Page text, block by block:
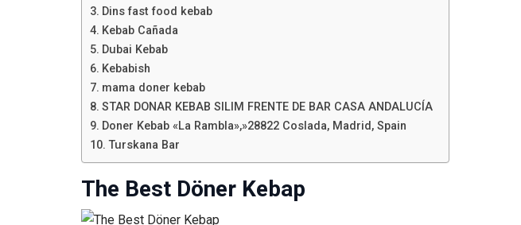
Dins fast food kebab
Kebab Cañada
Dubai Kebab
Kebabish
mama doner kebab
STAR DONAR KEBAB SILIM FRENTE DE BAR CASA ANDALUCÍA
Doner Kebab «La Rambla»,»28822 Coslada, Madrid, Spain
Turskana Bar
The Best Döner Kebap